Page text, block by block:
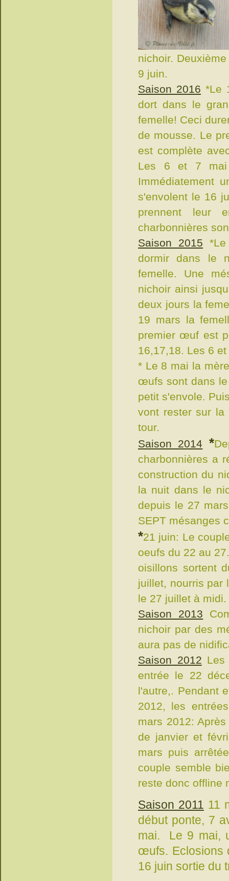
nichoir.
9 juin.
Saison 2016 *Le
dort dans le
femelle! Ceci
de mousse. Le
est complète
Les 6 et 7 mai
Immédiatement
s'envolent le 16
prennent leur
charbonnières
Saison 2015
dormir dans le
femelle. Une
nichoir ainsi
deux jours la
19 mars la
premier œuf est
16,17,18. Les 6
* Le 8 mai la
œufs sont dans
petit s'envole.
vont rester sur la
tour.
Saison 2014 *
charbonnières a
construction du
la nuit dans le
depuis le 27
SEPT mésanges
*21 juin: Le
oeufs du 22 au
oisillons sortent
juillet, nourris par
le 27 juillet à midi.
Saison 2013
nichoir par des
aura pas de
Saison 2012 Les
entrée le 22
l'autre,. Pendant
2012, les
mars 2012:
de janvier et
mars puis
couple semble
reste donc offline
Saison 2011 11
début ponte, 7
mai. Le 9 mai,
œufs. Eclosions
16 juin sortie du